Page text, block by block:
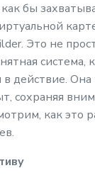
бы
Это не
система,
действие. Она
сохраняя
как это